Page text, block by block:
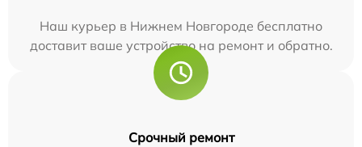
Наш курьер в Нижнем Новгороде бесплатно
доставит ваше устройство на ремонт и обратно.
Срочный ремонт